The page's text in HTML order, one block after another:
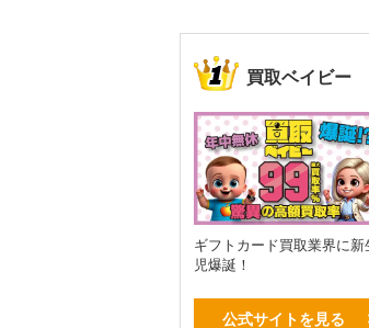
買取ベイビー
ギフトカード買取業界に新
児爆誕！
公式サイトを見る